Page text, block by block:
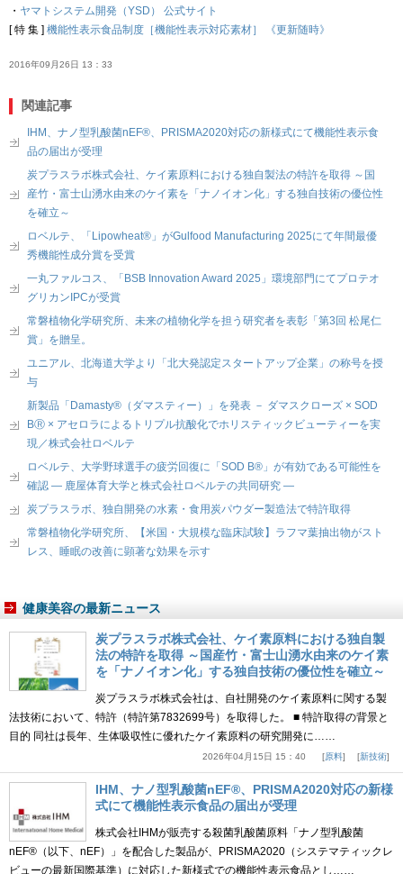
・ ヤマトシステム開発（YSD） 公式サイト
[ 特 集 ] 機能性表示食品制度［機能性表示対応素材］ 《更新随時》
2016年09月26日 13：33
関連記事
IHM、ナノ型乳酸菌nEF®、PRISMA2020対応の新様式にて機能性表示食
品の届出が受理
炭プラスラボ株式会社、ケイ素原料における独自製法の特許を取得 ～国
産竹・富士山湧水由来のケイ素を「ナノイオン化」する独自技術の優位性
を確立～
ロベルテ、「Lipowheat®」がGulfood Manufacturing 2025にて年間最優
秀機能性成分賞を受賞
一丸ファルコス、「BSB Innovation Award 2025」環境部門にてプロテオ
グリカンIPCが受賞
常磐植物化学研究所、未来の植物化学を担う研究者を表彰「第3回 松尾仁
賞」を贈呈。
ユニアル、北海道大学より「北大発認定スタートアップ企業」の称号を授
与
新製品「Damasty®（ダマスティー）」を発表 － ダマスクローズ × SOD
BⓇ × アセロラによるトリプル抗酸化でホリスティックビューティーを実
現／株式会社ロベルテ
ロベルテ、大学野球選手の疲労回復に「SOD B®」が有効である可能性を
確認 ― 鹿屋体育大学と株式会社ロベルテの共同研究 ―
炭プラスラボ、独自開発の水素・食用炭パウダー製造法で特許取得
常磐植物化学研究所、【米国・大規模な臨床試験】ラフマ葉抽出物がスト
レス、睡眠の改善に顕著な効果を示す
健康美容の最新ニュース
炭プラスラボ株式会社、ケイ素原料における独自製
法の特許を取得 ～国産竹・富士山湧水由来のケイ素
を「ナノイオン化」する独自技術の優位性を確立～
炭プラスラボ株式会社は、自社開発のケイ素原料に関する製
法技術において、特許（特許第7832699号）を取得した。 ■ 特許取得の背景と
目的 同社は長年、生体吸収性に優れたケイ素原料の研究開発に……
2026年04月15日 15：40 原料 新技術
IHM、ナノ型乳酸菌nEF®、PRISMA2020対応の新様
式にて機能性表示食品の届出が受理
株式会社IHMが販売する殺菌乳酸菌原料「ナノ型乳酸菌
nEF®（以下、nEF）」を配合した製品が、PRISMA2020（システマティックレ
ビューの最新国際基準）に対応した新様式での機能性表示食品とし……